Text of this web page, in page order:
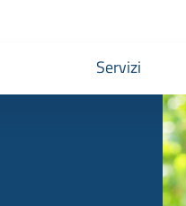
Servizi